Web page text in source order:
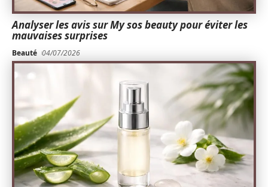
Analyser les avis sur My sos beauty pour éviter les
mauvaises surprises
Beauté 04/07/2026